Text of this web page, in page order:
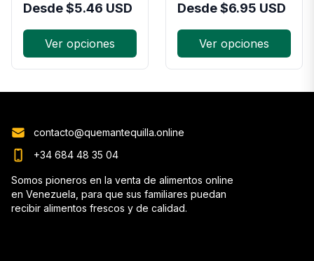
Desde$5.46 USD
Ver opciones
Desde$6.95 USD
Ver opciones
contacto@quemantequilla.online
+34 684 48 35 04
Somos pioneros en la venta de alimentos online
en Venezuela, para que sus familiares puedan
recibir alimentos frescos y de calidad.